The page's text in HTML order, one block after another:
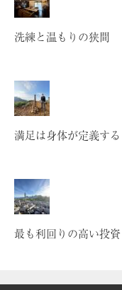
洗練と温もりの狭間
満足は身体が定義する
最も利回りの高い投資